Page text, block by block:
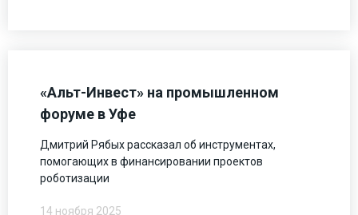
«Альт-Инвест» на промышленном
форуме в Уфе
Дмитрий Рябых рассказал об инструментах,
помогающих в финансировании проектов
роботизации
14 ноября 2025